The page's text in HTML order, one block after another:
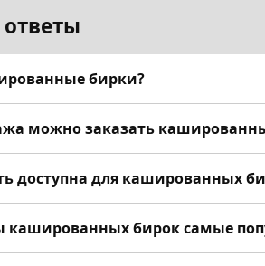
бирки?
— это плотные ярлыки,
можно заказать
кашированные бирки от 1
доступна для кашированных
материалы 250–400 г/м² с
кашированных бирок самые